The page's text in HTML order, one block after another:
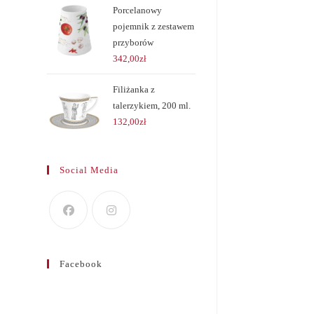
Porcelanowy
pojemnik z zestawem
przyborów
342,00zł
Filiżanka z
talerzykiem, 200 ml.
132,00zł
Social Media
Facebook